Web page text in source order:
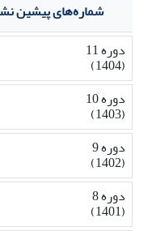
شماره‌های پیشین
دوره 11
(1404)
دوره 10
(1403)
دوره 9
(1402)
دوره 8
(1401)